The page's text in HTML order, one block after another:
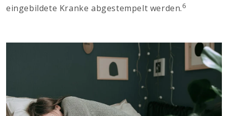
eingebildete Kranke abgestempelt werden.6